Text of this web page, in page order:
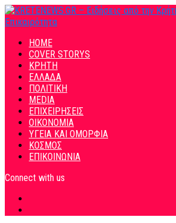
HOME
COVER STORYS
ΚΡΗΤΗ
ΕΛΛΑΔΑ
ΠΟΛΙΤΙΚΗ
MEDIA
ΕΠΙΧΕΙΡΗΣΕΙΣ
ΟΙΚΟΝΟΜΙΑ
ΥΓΕΙΑ ΚΑΙ ΟΜΟΡΦΙΑ
ΚΟΣΜΟΣ
ΕΠΙΚΟΙΝΩΝΙΑ
Connect with us